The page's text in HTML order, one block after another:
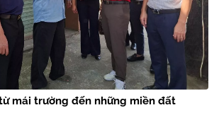
mái trường đến những miền đất